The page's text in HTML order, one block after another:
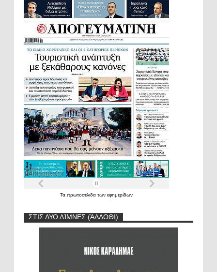
Τα πρωτοσέλιδα των εφημερίδων
ΣΤΙΣ ΔΥΟ ΛΊΜΝΕΣ (ΆΛΛΟΘΙ)